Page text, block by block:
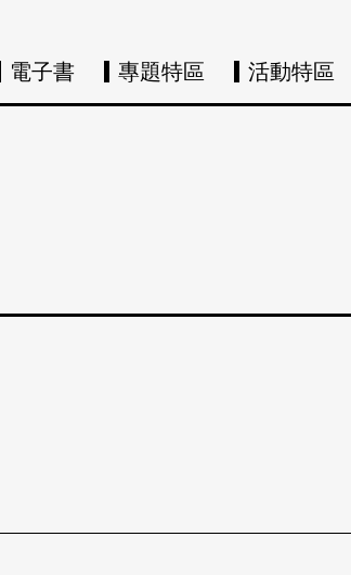
電子書 專題特區 活動特區